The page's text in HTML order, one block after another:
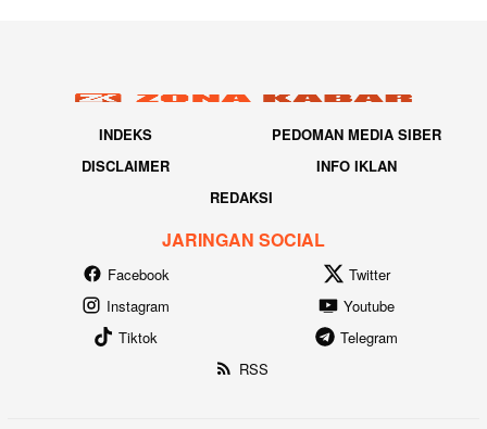
INDEKS
PEDOMAN MEDIA SIBER
DISCLAIMER
INFO IKLAN
REDAKSI
JARINGAN SOCIAL
Facebook
Twitter
Instagram
Youtube
Tiktok
Telegram
RSS